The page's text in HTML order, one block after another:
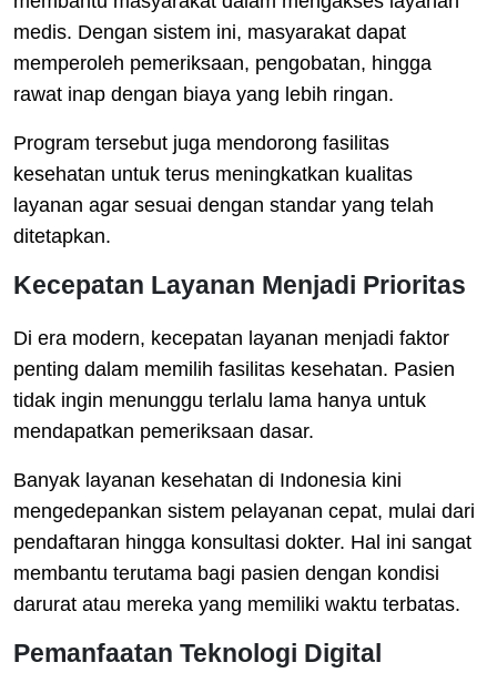
medis. Dengan sistem ini, masyarakat dapat
memperoleh pemeriksaan, pengobatan, hingga
rawat inap dengan biaya yang lebih ringan.
Program tersebut juga mendorong fasilitas
kesehatan untuk terus meningkatkan kualitas
layanan agar sesuai dengan standar yang telah
ditetapkan.
Kecepatan Layanan Menjadi Prioritas
Di era modern, kecepatan layanan menjadi faktor
penting dalam memilih fasilitas kesehatan. Pasien
tidak ingin menunggu terlalu lama hanya untuk
mendapatkan pemeriksaan dasar.
Banyak layanan kesehatan di Indonesia kini
mengedepankan sistem pelayanan cepat, mulai dari
pendaftaran hingga konsultasi dokter. Hal ini sangat
membantu terutama bagi pasien dengan kondisi
darurat atau mereka yang memiliki waktu terbatas.
Pemanfaatan Teknologi Digital